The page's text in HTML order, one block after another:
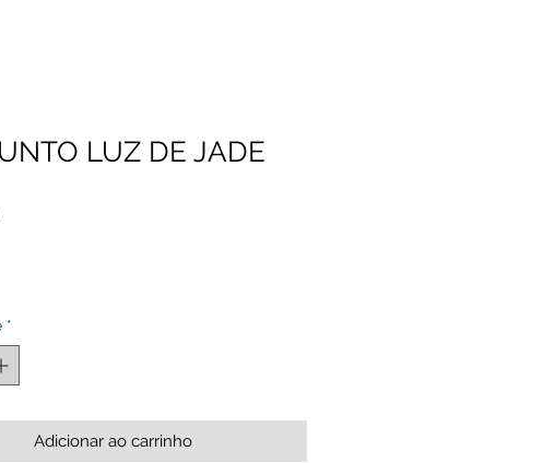
LUZ DE JADE
*
Adicionar ao carrinho